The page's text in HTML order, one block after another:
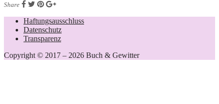
Share
Haftungsausschluss
Datenschutz
Transparenz
Copyright © 2017 – 2026 Buch & Gewitter